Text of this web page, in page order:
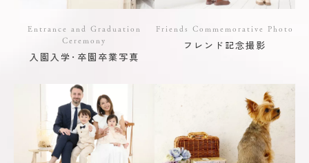
Entrance and Graduation
Ceremony
入園入学･卒園卒業写真
Friends Commemorative Photo
フレンド記念撮影